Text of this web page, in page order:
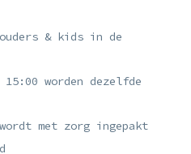
& kids in de
worden dezelfde
met zorg ingepakt